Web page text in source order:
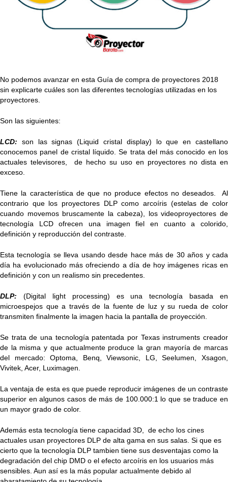
No podemos avanzar en esta Guía de compra de proyectores 2018
sin explicarte cuáles son las diferentes tecnologías utilizadas en los
proyectores.
Son las siguientes:
LCD: son las signas (Liquid cristal display) lo que en castellano
conocemos panel de cristal líquido. Se trata del más conocido en los
actuales televisores, de hecho su uso en proyectores no dista en
exceso.
Tiene la característica de que no produce efectos no deseados. Al
contrario que los proyectores DLP como arcoíris (estelas de color
cuando movemos bruscamente la cabeza), los videoproyectores de
tecnología LCD ofrecen una imagen fiel en cuanto a colorido,
definición y reproducción del contraste.
Esta tecnología se lleva usando desde hace más de 30 años y cada
día ha evolucionado más ofreciendo a día de hoy imágenes ricas en
definición y con un realismo sin precedentes.
DLP:
(Digital light processing) es una tecnología basada en
microespejos que a través de la fuente de luz y su rueda de color
transmiten finalmente la imagen hacia la pantalla de proyección.
Se trata de una tecnología patentada por Texas instruments creador
de la misma y que actualmente produce la gran mayoría de marcas
del mercado: Optoma, Benq, Viewsonic, LG, Seelumen, Xsagon,
Vivitek, Acer, Luximagen.
La ventaja de esta es que puede reproducir imágenes de un contraste
superior en algunos casos de más de 100.000:1 lo que se traduce en
un mayor grado de color.
Además esta tecnología tiene capacidad 3D, de echo los cines
actuales usan proyectores DLP de alta gama en sus salas. Si que es
cierto que la tecnología DLP tambien tiene sus desventajas como la
degradación del chip DMD o el efecto arcoíris en los usuarios más
sensibles. Aun así es la más popular actualmente debido al